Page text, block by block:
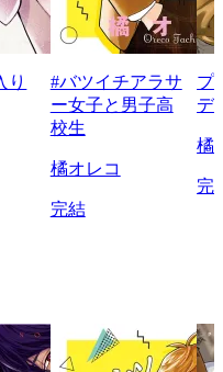
り
#バツイチアラサ
ー女子と男子高
校生
橘オレコ
完結
プ
デ
橘
完